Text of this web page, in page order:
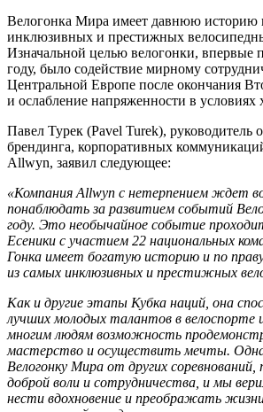
Велогонка Мира имеет давнюю историю
инклюзивных и престижных
Изначальной целью велогонки, впервые
году, было содействие мирному
Центральной Европе после окончания
и ослабление напряженности в
Павел Турек (Pavel Turek), руководитель
брендинга, корпоративных
Allwyn, заявил следующее:
«Компания Allwyn с нетерпением ждет
понаблюдать за развитием событий
году. Это необычайное событие
Есеники с участием 22 национальных
Гонка имеет богатую историю и по
из самых инклюзивных и престижных
Как и другие этапы Кубка наций, она
лучших молодых талантов в велоспорте
многим людям возможность
мастерство и осуществить мечты.
Велогонку Мира от других соревнований,
доброй воли и сотрудничества, и мы
нести вдохновение и преображать